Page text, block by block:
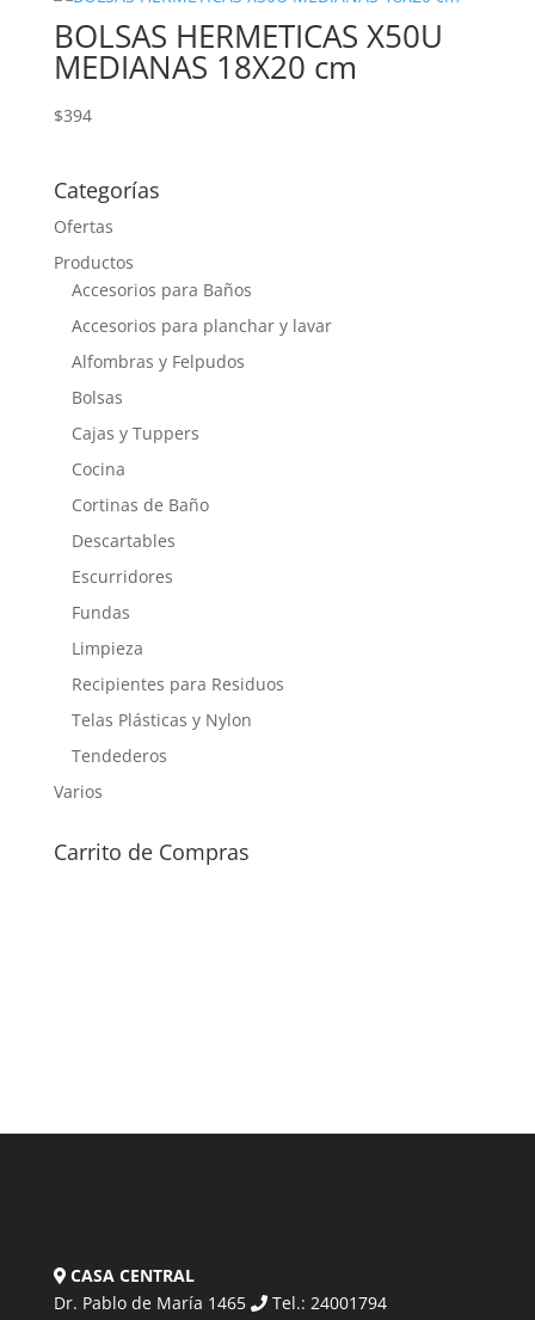
BOLSAS HERMETICAS X50U
MEDIANAS 18X20 cm
$394
Categorías
Ofertas
Productos
Accesorios para Baños
Accesorios para planchar y lavar
Alfombras y Felpudos
Bolsas
Cajas y Tuppers
Cocina
Cortinas de Baño
Descartables
Escurridores
Fundas
Limpieza
Recipientes para Residuos
Telas Plásticas y Nylon
Tendederos
Varios
Carrito de Compras
CASA CENTRAL
Dr. Pablo de María 1465
Tel.: 24001794